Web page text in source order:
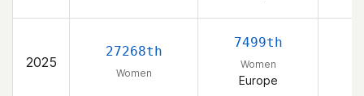
2025
27268th
Women
7499th
Women
Europe